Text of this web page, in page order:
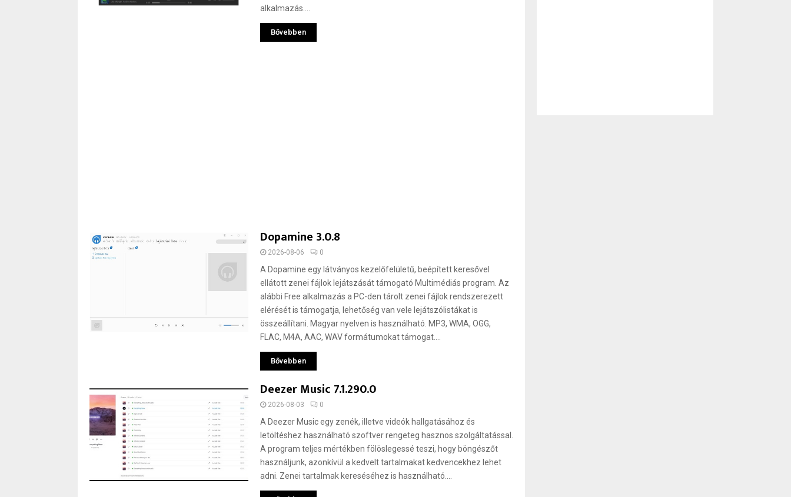
alkalmazás....
Bővebben
Dopamine 3.0.8
2026-08-06 0
A Dopamine egy látványos kezelőfelületű, beépített keresővel
ellátott zenei fájlok lejátszását támogató Multimédiás program. Az
alábbi Free alkalmazás a PC-den tárolt zenei fájlok rendszerezett
elérését is támogatja, lehetőség van vele lejátszólistákat is
összeállítani. Magyar nyelven is használható. MP3, WMA, OGG,
FLAC, M4A, AAC, WAV formátumokat támogat....
Bővebben
Deezer Music 7.1.290.0
2026-08-03 0
A Deezer Music egy zenék, illetve videók hallgatásához és
letöltéshez használható szoftver rengeteg hasznos szolgáltatással.
A program teljes mértékben fölöslegessé teszi, hogy böngészőt
használjunk, azonkívül a kedvelt tartalmakat kedvencekhez lehet
adni. Zenei tartalmak kereséséhez is használható....